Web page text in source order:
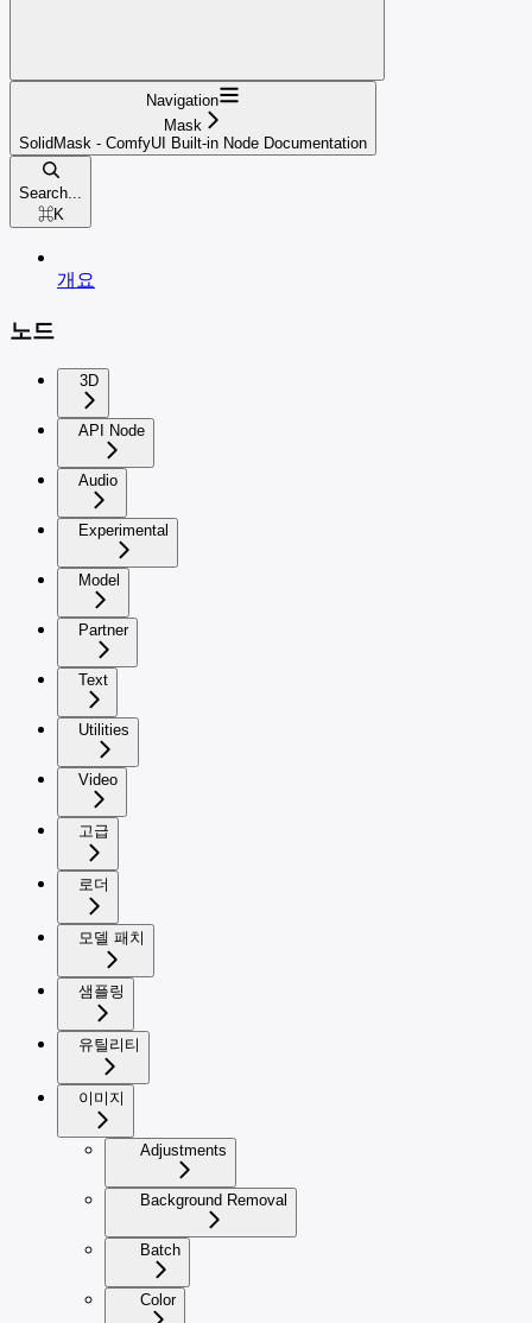
Navigation
Mask
SolidMask - ComfyUI Built-in Node Documentation
Search...
⌘K
개요
노드
3D
API Node
Audio
Experimental
Model
Partner
Text
Utilities
Video
고급
로더
모델 패치
샘플링
유틸리티
이미지
Adjustments
Background Removal
Batch
Color